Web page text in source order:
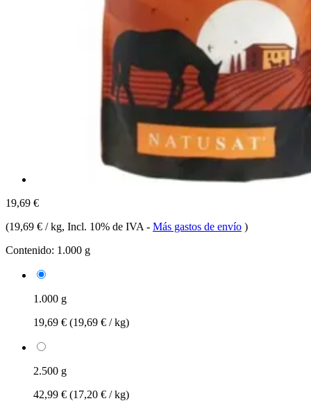
19,69 €
(19,69 € / kg, Incl. 10% de IVA - Más gastos de envío )
Contenido: 1.000 g
1.000 g
19,69 € (19,69 € / kg)
2.500 g
42,99 € (17,20 € / kg)